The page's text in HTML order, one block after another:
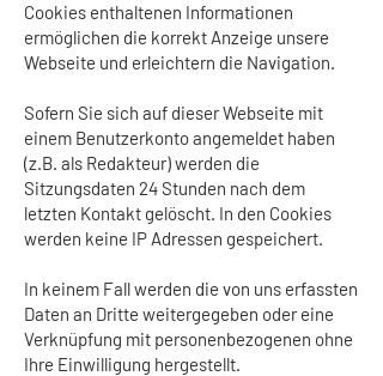
Cookies enthaltenen Informationen
ermöglichen die korrekt Anzeige unsere
Webseite und erleichtern die Navigation.
Sofern Sie sich auf dieser Webseite mit
einem Benutzerkonto angemeldet haben
(z.B. als Redakteur) werden die
Sitzungsdaten 24 Stunden nach dem
letzten Kontakt gelöscht. In den Cookies
werden keine IP Adressen gespeichert.
In keinem Fall werden die von uns erfassten
Daten an Dritte weitergegeben oder eine
Verknüpfung mit personenbezogenen ohne
Ihre Einwilligung hergestellt.